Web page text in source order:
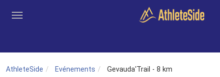
AthleteSide Evénements Gevauda'Trail - 8 km